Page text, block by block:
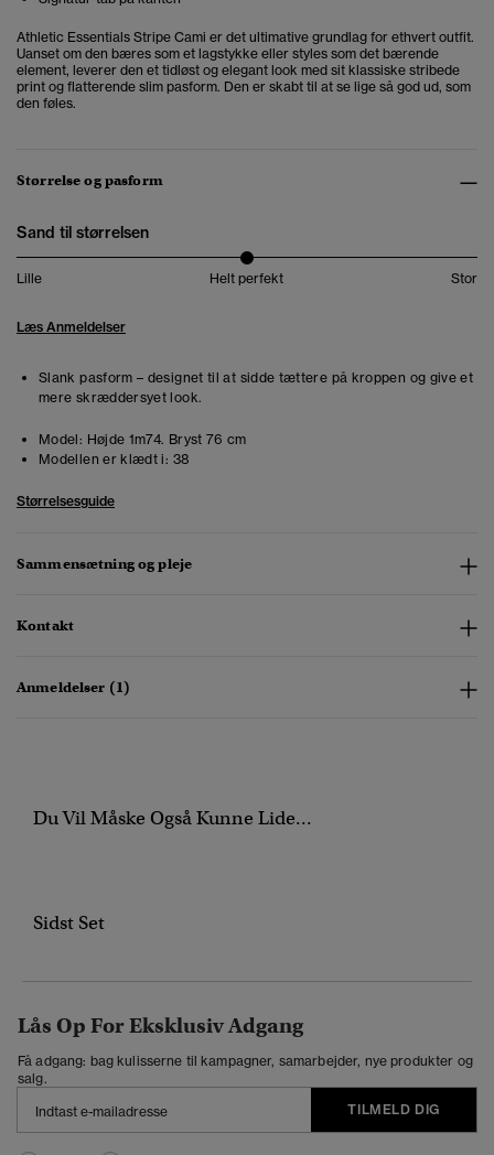
Athletic Essentials Stripe Cami er det ultimative grundlag for ethvert outfit.
Uanset om den bæres som et lagstykke eller styles som det bærende
element, leverer den et tidløst og elegant look med sit klassiske stribede
print og flatterende slim pasform. Den er skabt til at se lige så god ud, som
den føles.
Størrelse og pasform
Sand til størrelsen
Lille Helt perfekt Stor
Læs Anmeldelser
Slank pasform – designet til at sidde tættere på kroppen og give et
mere skræddersyet look.
Model: Højde 1m74. Bryst 76 cm
Modellen er klædt i: 38
Størrelsesguide
Sammensætning og pleje
Kontakt
Anmeldelser (1)
Du Vil Måske Også Kunne Lide...
Sidst Set
Lås Op For Eksklusiv Adgang
Få adgang: bag kulisserne til kampagner, samarbejder, nye produkter og
salg.
TILMELD DIG